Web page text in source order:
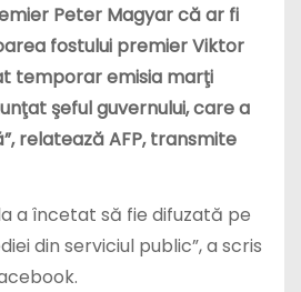
Peter Magyar că ar fi
fostului premier Viktor
temporar emisia marţi
şeful guvernului, care a
relatează AFP, transmite
a încetat să fie difuzată pe
din serviciul public”, a scris